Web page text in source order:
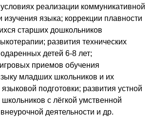
реализации коммуникативной
изучения языка; коррекции плавности
старших дошкольников
развития технических
детей 6-8 лет;
приемов обучения
младших школьников и их
подготовки; развития устной
с лёгкой умственной
деятельности и др.